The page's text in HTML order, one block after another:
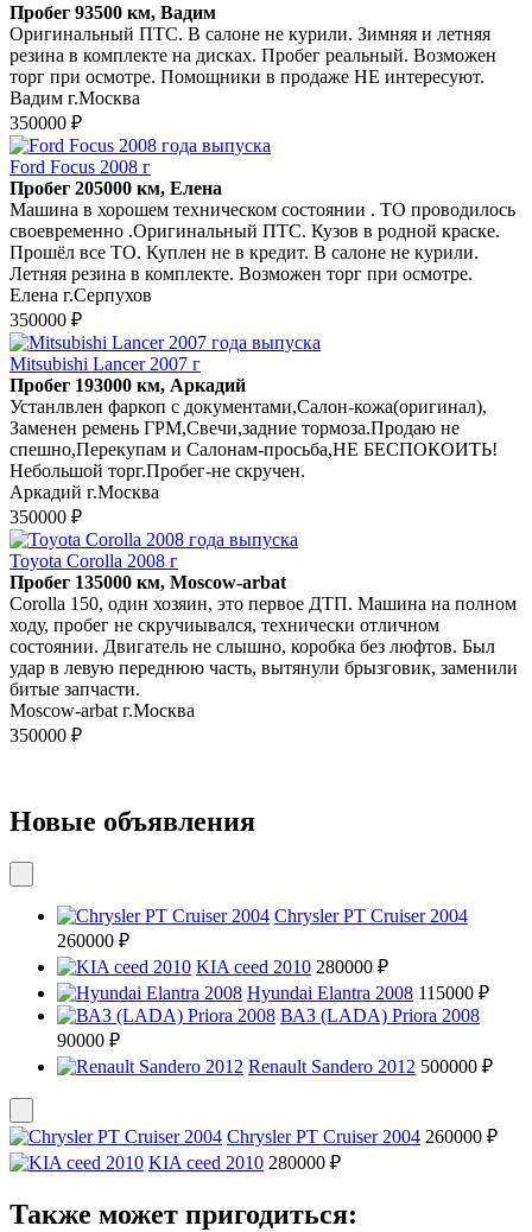
Пробег 93500 км, Вадим
Оригинальный ПТС. В салоне не курили. Зимняя и летняя
резина в комплекте на дисках. Пробег реальный. Возможен
торг при осмотре. Помощники в продаже НЕ интересуют.
Вадим г.Москва
350000 ₽
Ford Focus 2008 г
Пробег 205000 км, Елена
Машина в хорошем техническом состоянии . ТО проводилось
своевременно .Оригинальный ПТС. Кузов в родной краске.
Прошёл все ТО. Куплен не в кредит. В салоне не курили.
Летняя резина в комплекте. Возможен торг при осмотре.
Елена г.Серпухов
350000 ₽
Mitsubishi Lancer 2007 г
Пробег 193000 км, Аркадий
Устанлвлен фаркоп с документами,Салон-кожа(оригинал),
Заменен ремень ГРМ,Свечи,задние тормоза.Продаю не
спешно,Перекупам и Салонам-просьба,НЕ БЕСПОКОИТЬ!
Небольшой торг.Пробег-не скручен.
Аркадий г.Москва
350000 ₽
Toyota Corolla 2008 г
Пробег 135000 км, Moscow-arbat
Corolla 150, один хозяин, это первое ДТП. Машина на полном
ходу, пробег не скручиывался, технически отличном
состоянии. Двигатель не слышно, коробка без люфтов. Был
удар в левую переднюю часть, вытянули брызговик, заменили
битые запчасти.
Moscow-arbat г.Москва
350000 ₽
Новые объявления
Chrysler PT Cruiser 2004
260000 ₽
KIA ceed 2010 280000 ₽
Hyundai Elantra 2008 115000 ₽
ВАЗ (LADA) Priora 2008
90000 ₽
Renault Sandero 2012 500000 ₽
Chrysler PT Cruiser 2004 260000 ₽
KIA ceed 2010 280000 ₽
Также может пригодиться: